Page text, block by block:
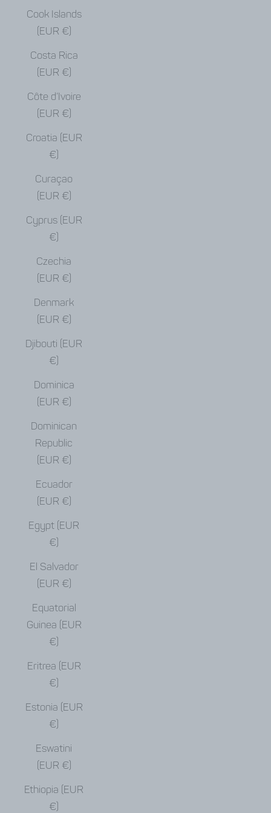
Cook Islands
(EUR €)
Costa Rica
(EUR €)
Côte d’Ivoire
(EUR €)
Croatia (EUR
€)
Curaçao
(EUR €)
Cyprus (EUR
€)
Czechia
(EUR €)
Denmark
(EUR €)
Djibouti (EUR
€)
Dominica
(EUR €)
Dominican
Republic
(EUR €)
Ecuador
(EUR €)
Egypt (EUR
€)
El Salvador
(EUR €)
Equatorial
Guinea (EUR
€)
Eritrea (EUR
€)
Estonia (EUR
€)
Eswatini
(EUR €)
Ethiopia (EUR
€)